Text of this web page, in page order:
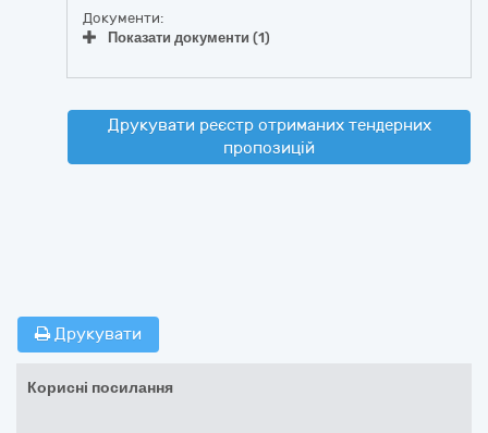
Документи:
Показати документи (1)
Друкувати реєстр отриманих тендерних
пропозицій
Друкувати
Корисні посилання